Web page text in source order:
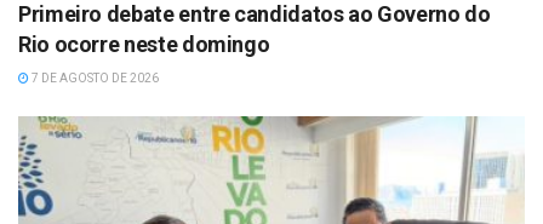
Primeiro debate entre candidatos ao Governo do
Rio ocorre neste domingo
7 DE AGOSTO DE 2026